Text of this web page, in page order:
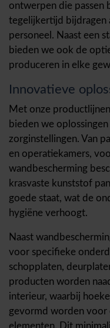
ontwerpen die passen
tegelijkertijd bijdragen
personeel. Naast een
bieden we ook de
produceren in elke
Innovatieve
Met onze
bieden we
zorginstellingen. Van
en operatiekamers,
wandbescherming
krasvaste kunststof
goede staat, wat de
hygiëne verhoogt.
Naast
voor specifieke
schopplaten,
producten worden
interieur, waarbij
gevormd worden voor
elementen. Dit